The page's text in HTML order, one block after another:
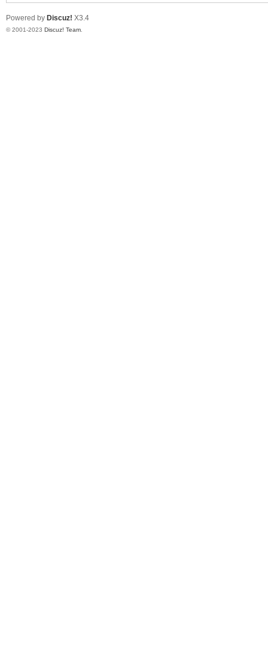
Powered by Discuz! X3.4
© 2001-2023 Discuz! Team